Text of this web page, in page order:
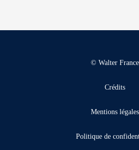
© Walter France
Crédits
Mentions légales
Politique de